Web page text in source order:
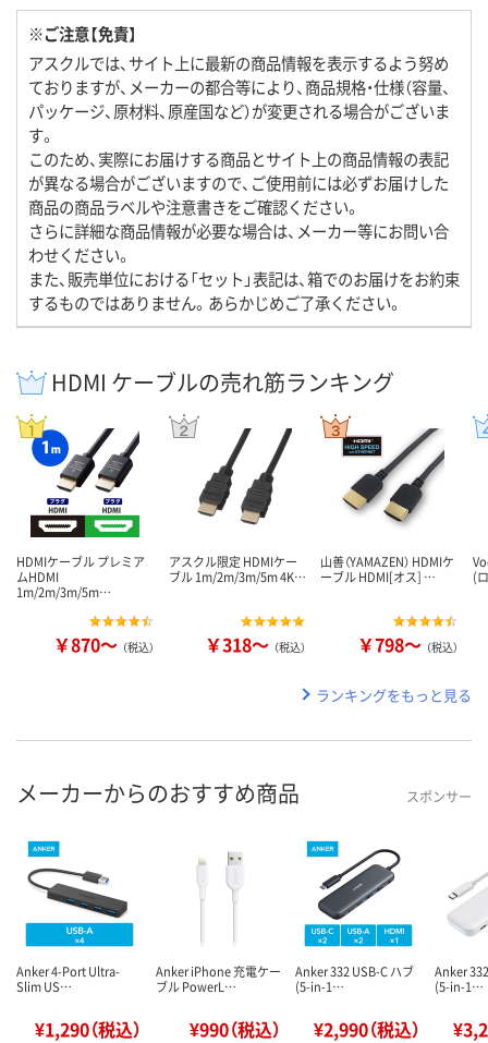
※ご注意【免責】
アスクルでは、サイト上に最新の商品情報を表示するよう努め
ておりますが、メーカーの都合等により、商品規格・仕様（容量、
パッケージ、原材料、原産国など）が変更される場合がございま
す。
このため、実際にお届けする商品とサイト上の商品情報の表記
が異なる場合がございますので、ご使用前には必ずお届けした
商品の商品ラベルや注意書きをご確認ください。
さらに詳細な商品情報が必要な場合は、メーカー等にお問い合
わせください。
また、販売単位における「セット」表記は、箱でのお届けをお約束
するものではありません。あらかじめご了承ください。
HDMI ケーブルの売れ筋ランキング
HDMIケーブル プレミア
ムHDMI
1m/2m/3m/5m…
￥870～ （税込）
アスクル限定 HDMIケー
ブル 1m/2m/3m/5m 4K…
￥318～ （税込）
山善（YAMAZEN） HDMIケ
ーブル HDMI[オス] …
￥798～ （税込）
(
ランキングをもっと見る
メーカーからのおすすめ商品 スポンサー
Anker 4-Port Ultra-
Slim US…
¥1,290（税込）
Anker iPhone 充電ケー
ブル PowerL…
¥990（税込）
Anker 332 USB-C ハブ
(5-in-1…
¥2,990（税込）
Anker
(5-in-1…